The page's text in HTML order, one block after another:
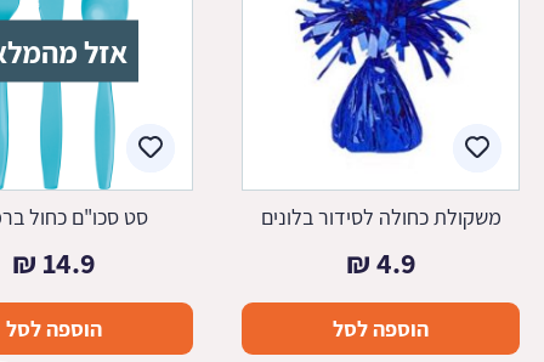
משקולת כחולה לסידור בלונים
4.9
₪
הוספה לסל
אזל
סט סכו"ם כחול
14.9
₪
הוספה לסל